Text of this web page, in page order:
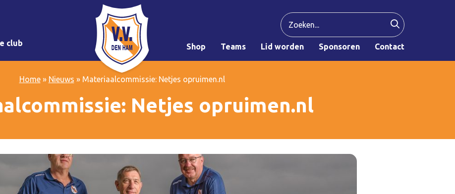
club Shop Teams Lid worden Sponsoren Contact
Home» Nieuws » Materiaalcommissie: Netjes opruimen.nl
Netjes opruimen.nl